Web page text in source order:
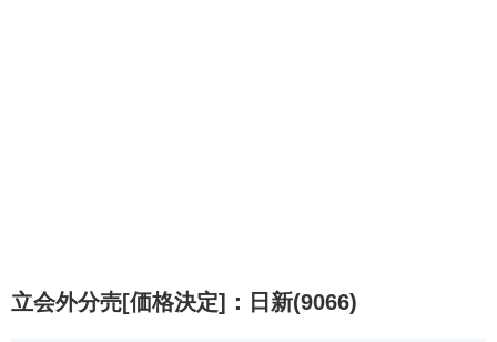
立会外分売[価格決定]：日新(9066)